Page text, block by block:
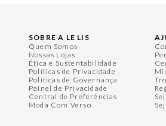
SOBRE A LE LIS
Quem Somos
Nossas Lojas
Ética e Sustentabilidade
Políticas de Privacidade
Políticas de Governança
Painel de Privacidade
Central de Preferências
Moda Com Verso